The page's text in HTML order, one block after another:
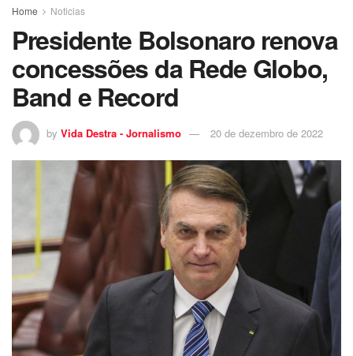
Home Noticias
Presidente Bolsonaro renova
concessões da Rede Globo,
Band e Record
by Vida Destra - Jornalismo 20 de dezembro de 2022